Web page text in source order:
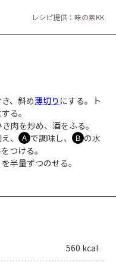
レシピ提供：味の素KK
、斜め薄切り にする。ト
る。
肉を炒め、酒をふる。
、
Ａ で調味し、 Ｂ の水
つける。
半量ずつのせる。
560 kcal